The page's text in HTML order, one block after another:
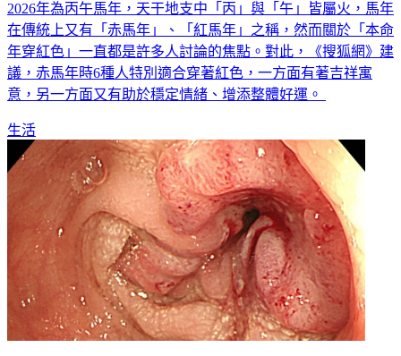
2026年為丙午馬年，天干地支中「丙」與「午」皆屬火，馬年
在傳統上又有「赤馬年」、「紅馬年」之稱，然而關於「本命
年穿紅色」一直都是許多人討論的焦點。對此，《搜狐網》建
議，赤馬年時6種人特別適合穿著紅色，一方面有著吉祥寓
意，另一方面又有助於穩定情緒、增添整體好運。
生活